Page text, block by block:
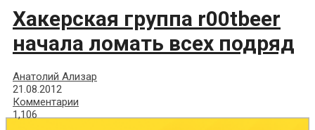
Хакерская группа r00tbeer
начала ломать всех подряд
Анатолий Ализар
21.08.2012
Комментарии
1,106